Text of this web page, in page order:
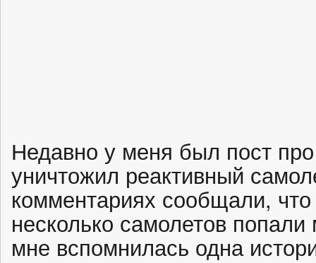
Недавно у меня был пост
уничтожил реактивный
комментариях сообщали,
несколько самолетов
мне вспомнилась одна